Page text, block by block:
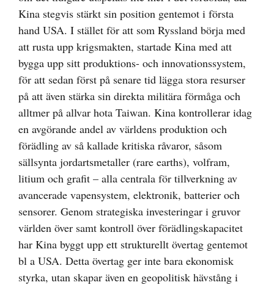
Kina stegvis stärkt sin position gentemot i första
hand USA. I stället för att som Ryssland börja med
att rusta upp krigsmakten, startade Kina med att
bygga upp sitt produktions- och innovationssystem,
för att sedan först på senare tid lägga stora resurser
på att även stärka sin direkta militära förmåga och
alltmer på allvar hota Taiwan. Kina kontrollerar idag
en avgörande andel av världens produktion och
förädling av så kallade kritiska råvaror, såsom
sällsynta jordartsmetaller (rare earths), volfram,
litium och grafit – alla centrala för tillverkning av
avancerade vapensystem, elektronik, batterier och
sensorer. Genom strategiska investeringar i gruvor
världen över samt kontroll över förädlingskapacitet
har Kina byggt upp ett strukturellt övertag gentemot
bl a USA. Detta övertag ger inte bara ekonomisk
styrka, utan skapar även en geopolitisk hävstång i